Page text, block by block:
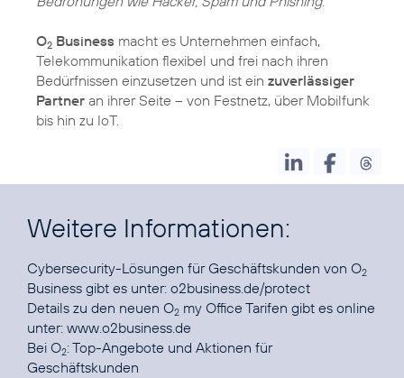
O2 Business macht es Unternehmen einfach,
Telekommunikation flexibel und frei nach ihren
Bedürfnissen einzusetzen und ist ein zuverlässiger
Partner an ihrer Seite – von Festnetz, über Mobilfunk
bis hin zu IoT.
Weitere Informationen:
Cybersecurity-Lösungen für Geschäftskunden von O2
Business gibt es unter: o2business.de/protect
Details zu den neuen O2 my Office Tarifen gibt es online
unter: www.o2business.de
Bei O2:Top-Angebote und Aktionen für
Geschäftskunden